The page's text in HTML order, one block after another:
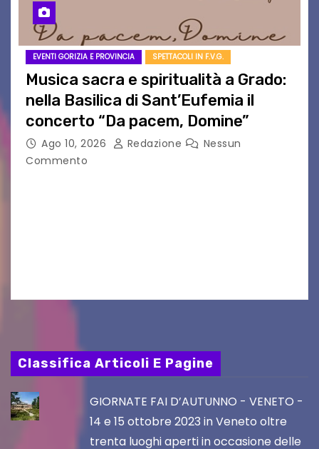
EVENTI GORIZIA E PROVINCIA SPETTACOLI IN F.V.G.
Musica sacra e spiritualità a Grado:
nella Basilica di Sant’Eufemia il
concerto “Da pacem, Domine”
Ago 10, 2026 Redazione
Nessun
Commento
Classifica Articoli E Pagine
GIORNATE FAI D’AUTUNNO - VENETO -
14 e 15 ottobre 2023 in Veneto oltre
trenta luoghi aperti in occasione delle